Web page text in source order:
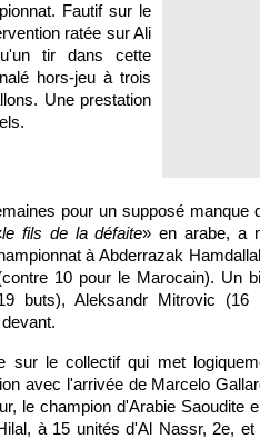
Fautif sur le
ratée sur Ali
tir dans cette
hors-jeu à trois
Une prestation
pour un supposé manque
le fils de la défaite» en arabe, a
à Abderrazak
10 pour le Marocain). Un
buts), Aleksandr Mitrovic (16
sur le collectif qui met
avec l'arrivée de Marcelo
le champion d'Arabie Saoudite
à 15 unités d'Al Nassr, 2e,